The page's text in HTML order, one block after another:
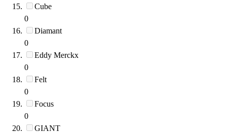
Cube
0
Diamant
0
Eddy Merckx
0
Felt
0
Focus
0
GIANT